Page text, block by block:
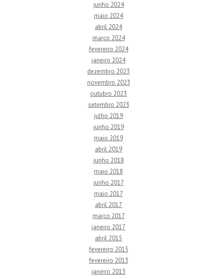
junho 2024
maio 2024
abril 2024
março 2024
fevereiro 2024
janeiro 2024
dezembro 2023
novembro 2023
outubro 2023
setembro 2023
julho 2019
junho 2019
maio 2019
abril 2019
junho 2018
maio 2018
junho 2017
maio 2017
abril 2017
março 2017
janeiro 2017
abril 2015
fevereiro 2015
fevereiro 2013
janeiro 2013